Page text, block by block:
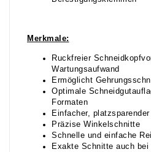
Merkmale:
Ruckfreier
Wartungsaufwand
Ermöglicht
Optimale
Formaten
Einfacher,
Präzise Winkelschnitte
Schnelle und einfache
Exakte Schnitte auch